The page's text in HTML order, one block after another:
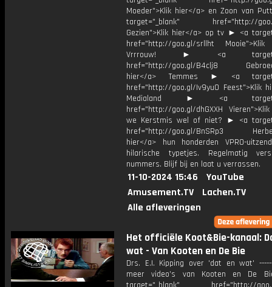
Moeder">Klik hier</a> en Zoon van
target="_blank" href="http://
Gezien">Klik hier</a> op tv ► <a
href="http://goo.gl/srllht
Vrrrouw! ► <a
href="http://goo.gl/B4clj8
hier</a> Temmes ► <a
href="http://goo.gl/Iv9yu0 Feest">Klik
Medialand ► <a
href="http://goo.gl/dhGXXH
we Kerstmis wel of niet? ► <a
href="http://goo.gl/BnSRp3
hier</a> hun honderden VPRO-
hilarische typetjes. Regelmatig
nummers. Blijf bij en laat u verrassen.
11-10-2024 15:46
YouTube
Amusement.TV
Lachen.TV
Alle afleveringen
Het officiële Koot&Bie-kanaal:
wat - Van Kooten en De Bie
Drs. E.I. Kipping over 'dat en wat'
meer video’s van Kooten en De